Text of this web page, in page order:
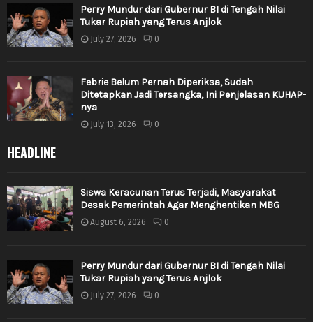
Perry Mundur dari Gubernur BI di Tengah Nilai
Tukar Rupiah yang Terus Anjlok
July 27, 2026 0
Febrie Belum Pernah Diperiksa, Sudah
Ditetapkan Jadi Tersangka, Ini Penjelasan KUHAP-
nya
July 13, 2026 0
HEADLINE
Siswa Keracunan Terus Terjadi, Masyarakat
Desak Pemerintah Agar Menghentikan MBG
August 6, 2026 0
Perry Mundur dari Gubernur BI di Tengah Nilai
Tukar Rupiah yang Terus Anjlok
July 27, 2026 0